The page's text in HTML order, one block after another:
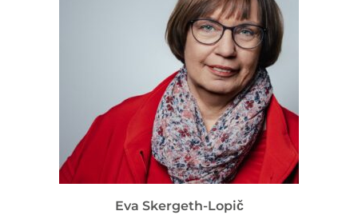
Eva Skergeth-Lopič